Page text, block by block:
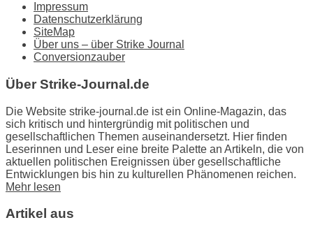
Impressum
Datenschutzerklärung
SiteMap
Über uns – über Strike Journal
Conversionzauber
Über Strike-Journal.de
Die Website strike-journal.de ist ein Online-Magazin, das
sich kritisch und hintergründig mit politischen und
gesellschaftlichen Themen auseinandersetzt. Hier finden
Leserinnen und Leser eine breite Palette an Artikeln, die von
aktuellen politischen Ereignissen über gesellschaftliche
Entwicklungen bis hin zu kulturellen Phänomenen reichen.
Mehr lesen
Artikel aus